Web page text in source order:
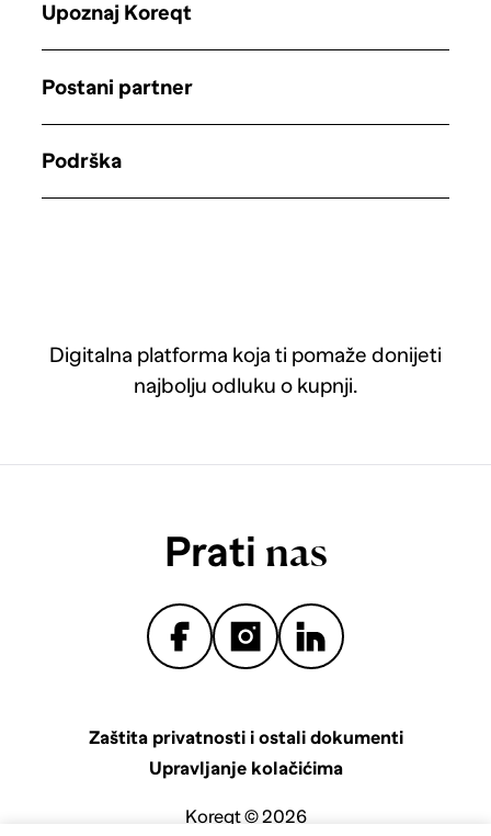
Digitalna platforma koja ti pomaže donijeti
najbolju odluku o kupnji.
Upoznaj Koreqt
Postani partner
Podrška
Prati nas
Zaštita privatnosti i ostali dokumenti
Upravljanje kolačićima
Koreqt © 2026